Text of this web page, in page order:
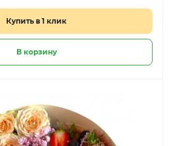
Купить в 1 клик
В корзину